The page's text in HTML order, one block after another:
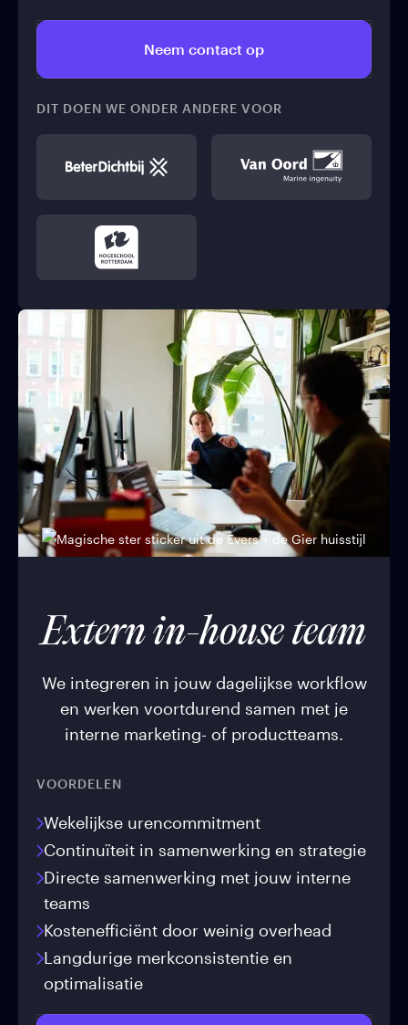
Neem contact op
DIT DOEN WE ONDER ANDERE VOOR
Extern in-house team
We integreren in jouw dagelijkse workflow
en werken voortdurend samen met je
interne marketing- of productteams.
VOORDELEN
Wekelijkse urencommitment
Continuïteit in samenwerking en strategie
Directe samenwerking met jouw interne
teams
Kostenefficiënt door weinig overhead
Langdurige merkconsistentie en
optimalisatie